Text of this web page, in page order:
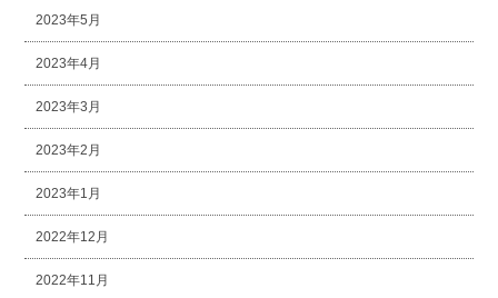
2023年5月
2023年4月
2023年3月
2023年2月
2023年1月
2022年12月
2022年11月